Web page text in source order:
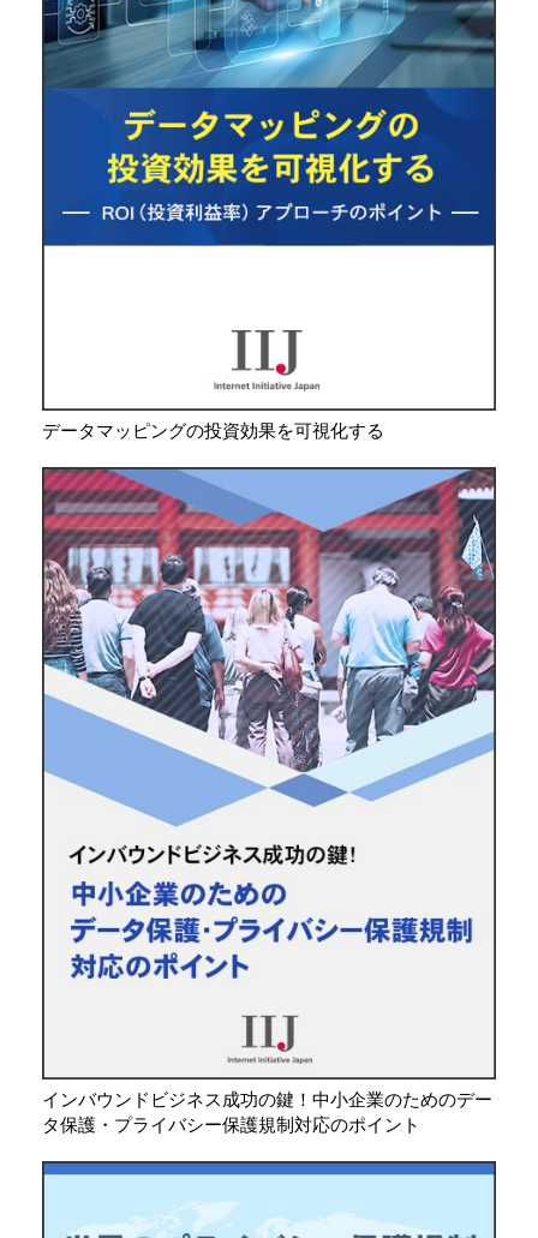
データマッピングの投資効果を可視化する
インバウンドビジネス成功の鍵！中小企業のためのデー
タ保護・プライバシー保護規制対応のポイント